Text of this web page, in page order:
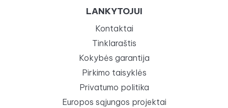
LANKYTOJUI
Kontaktai
Tinklaraštis
Kokybės garantija
Pirkimo taisyklės
Privatumo politika
Europos sąjungos projektai